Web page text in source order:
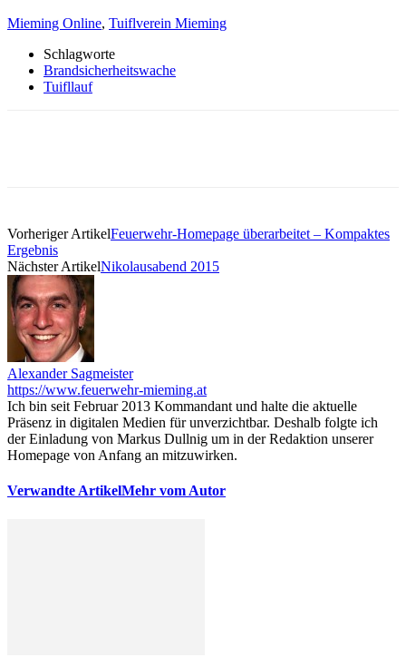
Mieming Online, Tuiflverein Mieming
Schlagworte
Brandsicherheitswache
Tuifllauf
Vorheriger ArtikelFeuerwehr-Homepage überarbeitet – Kompaktes
Ergebnis
Nächster ArtikelNikolausabend 2015
Alexander Sagmeister
https://www.feuerwehr-mieming.at
Ich bin seit Februar 2013 Kommandant und halte die aktuelle
Präsenz in digitalen Medien für unverzichtbar. Deshalb folgte ich
der Einladung von Markus Dullnig um in der Redaktion unserer
Homepage von Anfang an mitzuwirken.
Verwandte ArtikelMehr vom Autor